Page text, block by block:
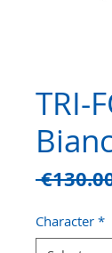
TRI-
Character *